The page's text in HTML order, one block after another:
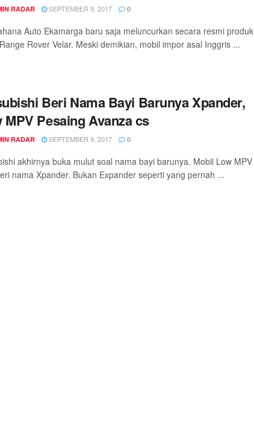
RADAR SEPTEMBER 9, 2017 0
Auto Ekamarga baru saja meluncurkan secara resmi produk
Rover Velar. Meski demikian, mobil impor asal Inggris ...
Beri Nama Bayi Barunya Xpander,
MPV Pesaing Avanza cs
RADAR SEPTEMBER 9, 2017 0
akhirnya buka mulut soal nama bayi barunya. Mobil Low MPV
nama Xpander. Bukan Expander seperti yang pernah ...